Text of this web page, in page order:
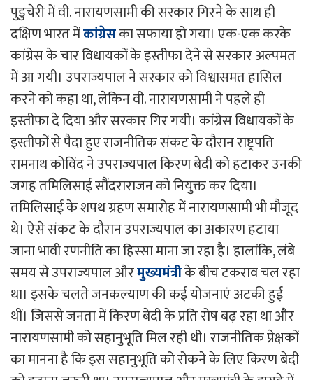
पुडुचेरी में वी. नारायणसामी की सरकार गिरने के साथ ही
दक्षिण भारत मेंकांग्रेसका सफाया हो गया। एक-एक करके
कांग्रेस के चार विधायकों के इस्तीफा देने से सरकार अल्पमत
में आ गयी। उपराज्यपाल ने सरकार को विश्वासमत हासिल
करने को कहा था, लेकिन वी. नारायणसामी ने पहले ही
इस्तीफा दे दिया और सरकार गिर गयी। कांग्रेस विधायकों के
इस्तीफों से पैदा हुए राजनीतिक संकट के दौरान राष्ट्रपति
रामनाथ कोविंद ने उपराज्यपाल किरण बेदी को हटाकर उनकी
जगह तमिलिसाई सौंदराराजन को नियुक्त कर दिया।
तमिलिसाई के शपथ ग्रहण समारोह में नारायणसामी भी मौजूद
थे। ऐसे संकट के दौरान उपराज्यपाल का अकारण हटाया
जाना भावी रणनीति का हिस्सा माना जा रहा है। हालांकि, लंबे
समय से उपराज्यपाल औरमुख्यमंत्रीके बीच टकराव चल रहा
था। इसके चलते जनकल्याण की कई योजनाएं अटकी हुई
थीं। जिससे जनता में किरण बेदी के प्रति रोष बढ़ रहा था और
नारायणसामी को सहानुभूति मिल रही थी। राजनीतिक प्रेक्षकों
का मानना है कि इस सहानुभूति को रोकने के लिए किरण बेदी